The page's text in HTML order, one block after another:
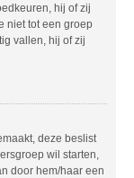
hij of zij
niet tot een groep
vallen, hij of zij
deze beslist
wil starten,
door hem/haar een